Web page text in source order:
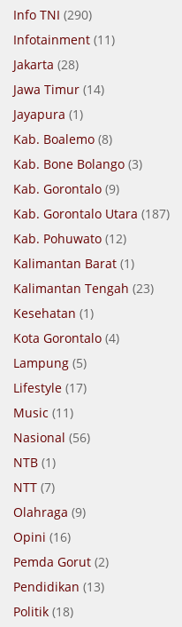
Info TNI (290)
Infotainment (11)
Jakarta (28)
Jawa Timur (14)
Jayapura (1)
Kab. Boalemo (8)
Kab. Bone Bolango (3)
Kab. Gorontalo (9)
Kab. Gorontalo Utara (187)
Kab. Pohuwato (12)
Kalimantan Barat (1)
Kalimantan Tengah (23)
Kesehatan (1)
Kota Gorontalo (4)
Lampung (5)
Lifestyle (17)
Music (11)
Nasional (56)
NTB (1)
NTT (7)
Olahraga (9)
Opini (16)
Pemda Gorut (2)
Pendidikan (13)
Politik (18)